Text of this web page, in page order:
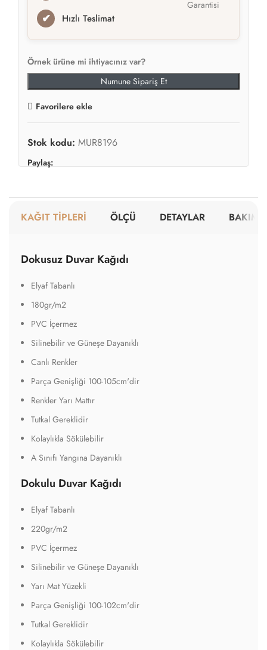
✔ Hızlı Teslimat
Örnek ürüne mi ihtiyacınız var?
Numune Sipariş Et
Favorilere ekle
Stok kodu: MUR8196
Paylaş:
KAĞIT TİPLERİ ÖLÇÜ DETAYLAR BAKIM
Dokusuz Duvar Kağıdı
Elyaf Tabanlı
180gr/m2
PVC İçermez
Silinebilir ve Güneşe Dayanıklı
Canlı Renkler
Parça Genişliği 100-105cm'dir
Renkler Yarı Mattır
Tutkal Gereklidir
Kolaylıkla Sökülebilir
A Sınıfı Yangına Dayanıklı
Dokulu Duvar Kağıdı
Elyaf Tabanlı
220gr/m2
PVC İçermez
Silinebilir ve Güneşe Dayanıklı
Yarı Mat Yüzekli
Parça Genişliği 100-102cm'dir
Tutkal Gereklidir
Kolaylıkla Sökülebilir